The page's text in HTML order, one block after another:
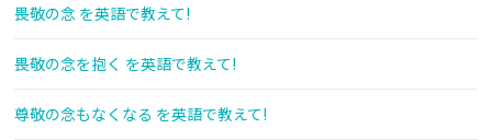
畏敬の念 を英語で教えて!
畏敬の念を抱く を英語で教えて!
尊敬の念もなくなる を英語で教えて!